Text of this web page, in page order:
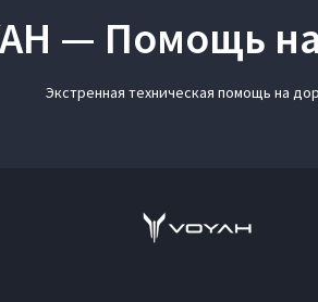
— Помощь
Экстренная техническая помощь на